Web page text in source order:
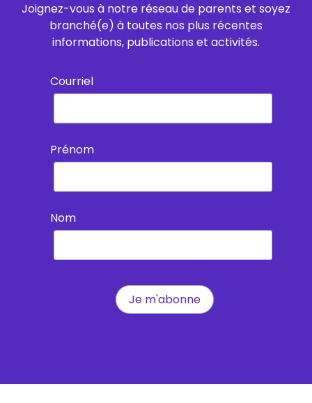
Joignez-vous à notre réseau de parents et soyez
branché(e) à toutes nos plus récentes
informations, publications et activités.
Courriel
Prénom
Nom